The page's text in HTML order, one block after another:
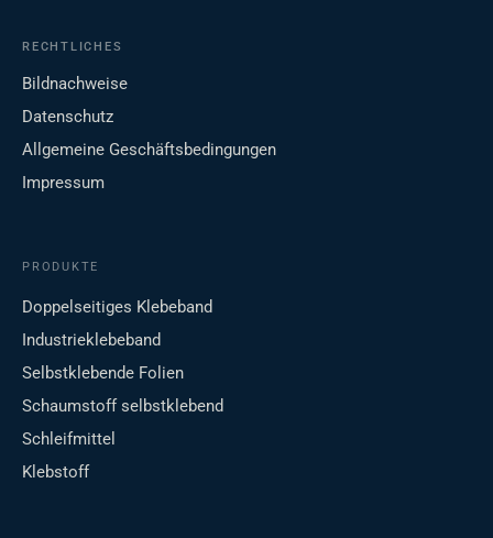
RECHTLICHES
Bildnachweise
Datenschutz
Allgemeine Geschäftsbedingungen
Impressum
PRODUKTE
Doppelseitiges Klebeband
Industrieklebeband
Selbstklebende Folien
Schaumstoff selbstklebend
Schleifmittel
Klebstoff